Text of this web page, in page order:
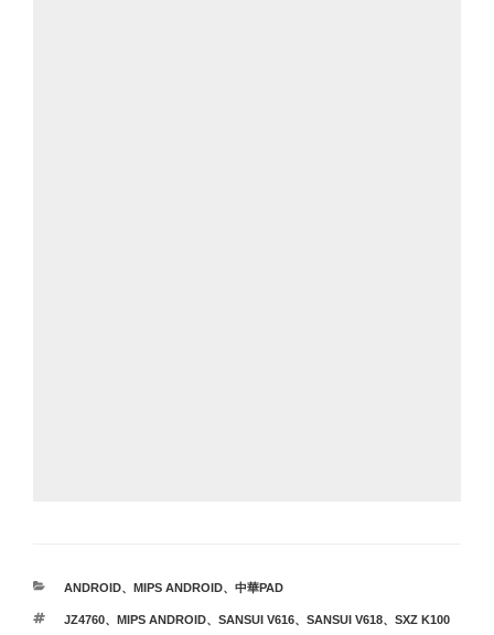
カ
ゴ
ANDROID、 MIPS ANDROID、 中華PAD
タ
JZ4760、 MIPS ANDROID、 SANSUI V616、 SANSUI V618、 SXZ K100